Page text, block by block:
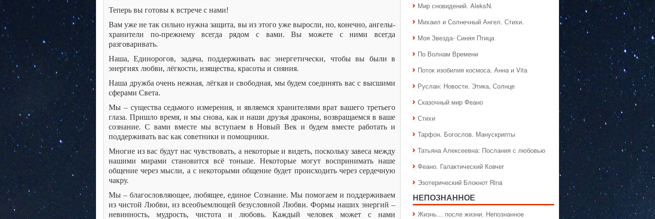
Теперь вы готовы к встрече с нами!
Вам уже не так сильно нужна защита, вы из этого уже выросли, но, конечно, ангелы-
хранители по-прежнему всегда рядом с вами. Вы можете с ними всегда
разговаривать.
Наша, Единорогов, задача, поддерживать вас энергетически, чтобы вы были в
энергиях любви, лёгкости, изящества, красоты и сияния.
Наша дружба очень нежная, лёгкая и свободная, мы будем соединять вас с высшими
сферами Света.
Мы – существа седьмого измерения, и являемся хранителями врат вашего третьего
глаза. Пришло время, и мы снова, как и наши друзья драконы, возвращаемся в ваше
сознание. С вами вместе мы вступаем в Новый Век и будем вместе работать и
поддерживать вас как советники и помощники.
Многие из вас будут нас чувствовать, а некоторые и видеть, поскольку завеса между
нашими мирами становится всё тоньше. Некоторые могут воспринимать наше
общение через мысли, а с некоторыми общение будет происходить через сердечную
чакру.
Мы – благословляющее, любящее, единое Сознание. Мы помогаем и поддерживаем
из чистой Любви, из всеобъемлющей безусловной Любви. Формы наших энергий –
невинность, мудрость, чистота и любовь. Каждый человек может с нами
Мир сновидений. AleksN.
Михаил и Солнечный Ангел. Стихи.
Моя Звезда- Синяя Птица
По Волнам Времени
Поток изобилия космоса. Анна и Vita
Руслан: Новости. Этика, Солнце
Сказочный мир Феано
Стихи
Тарфон. Богослов. Манускрипты
Татьяна Алексеевна: Послания с любовью
Феано. Галактический Ковчег
Эзотерический Блокнот Rina
НЕПОЗНАННОЕ
Жизнь… после жизни. Непознанное